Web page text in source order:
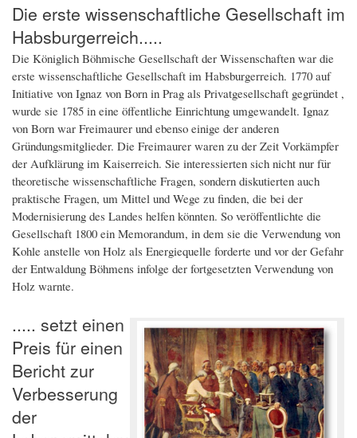
Die erste wissenschaftliche Gesellschaft im
Habsburgerreich.....
Die Königlich Böhmische Gesellschaft der Wissenschaften war die
erste wissenschaftliche Gesellschaft im Habsburgerreich. 1770 auf
Initiative von Ignaz von Born in Prag als Privatgesellschaft gegründet ,
wurde sie 1785 in eine öffentliche Einrichtung umgewandelt. Ignaz
von Born war Freimaurer und ebenso einige der anderen
Gründungsmitglieder. Die Freimaurer waren zu der Zeit Vorkämpfer
der Aufklärung im Kaiserreich. Sie interessierten sich nicht nur für
theoretische wissenschaftliche Fragen, sondern diskutierten auch
praktische Fragen, um Mittel und Wege zu finden, die bei der
Modernisierung des Landes helfen könnten. So veröffentlichte die
Gesellschaft 1800 ein Memorandum, in dem sie die Verwendung von
Kohle anstelle von Holz als Energiequelle forderte und vor der Gefahr
der Entwaldung Böhmens infolge der fortgesetzten Verwendung von
Holz warnte.
..... setzt einen
Preis für einen
Bericht zur
Verbesserung
der